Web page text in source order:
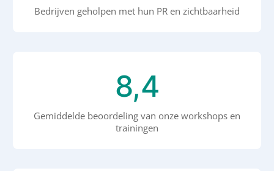
Bedrijven geholpen met hun PR en zichtbaarheid
8,9
Gemiddelde beoordeling van onze workshops en
trainingen